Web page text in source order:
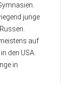
junge
auf
den USA.
in